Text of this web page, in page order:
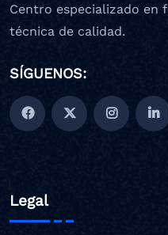
Centro especializado en
técnica de calidad.
SÍGUENOS:
Legal